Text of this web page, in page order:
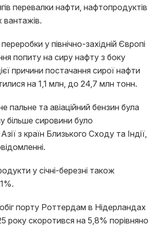
перевалки нафти, нафтопродуктів
вантажів.
у північно-західній Європі
попиту на сиру нафту з боку
причини постачання сирої нафти
на 1,1 млн, до 24,7 млн ​​тонн.
пальне та авіаційний бензин була
більше сировини було
з країн Близького Сходу та Індії,
у січні-березні також
порту Роттердам в Нідерландах
року скоротився на 5,8% порівняно